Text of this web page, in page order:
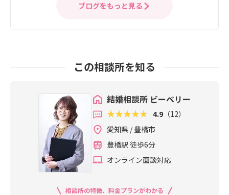
ブログをもっと見る
この相談所を知る
結婚相談所 ビーベリー
4.9 （12）
愛知県 / 豊橋市
豊橋駅 徒歩6分
オンライン面談対応
相談所の特徴、料金プランがわかる